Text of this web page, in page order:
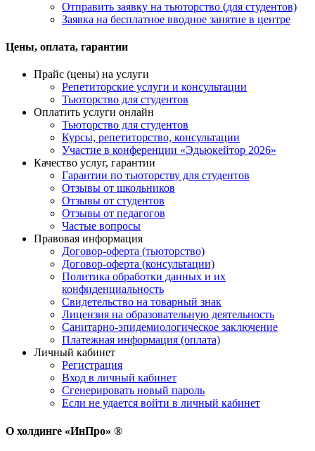
Отправить заявку на тьюторство (для студентов)
Заявка на бесплатное вводное занятие в центре
Цены, оплата, гарантии
Прайс (цены) на услуги
Репетиторские услуги и консультации
Тьюторство для студентов
Оплатить услуги онлайн
Тьюторство для студентов
Курсы, репетиторство, консультации
Участие в конференции «Эдьюкейтор 2026»
Качество услуг, гарантии
Гарантии по тьюторству для студентов
Отзывы от школьников
Отзывы от студентов
Отзывы от педагогов
Частые вопросы
Правовая информация
Договор-оферта (тьюторство)
Договор-оферта (консультации)
Политика обработки данных и их
конфиденциальность
Свидетельство на товарный знак
Лицензия на образовательную деятельность
Санитарно-эпидемиологическое заключение
Платежная информация (оплата)
Личный кабинет
Регистрация
Вход в личный кабинет
Сгенерировать новый пароль
Если не удается войти в личный кабинет
О холдинге «ИнПро» ®